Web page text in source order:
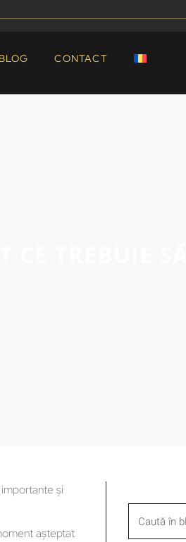
BLOG CONTACT
și
aşteptat